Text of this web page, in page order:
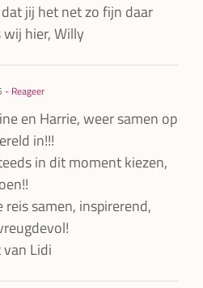
jij het net zo fijn daar
wij hier, Willy
- Reageer
en Harrie, weer samen op
in!!!
in dit moment kiezen,
reis samen, inspirerend,
Lidi